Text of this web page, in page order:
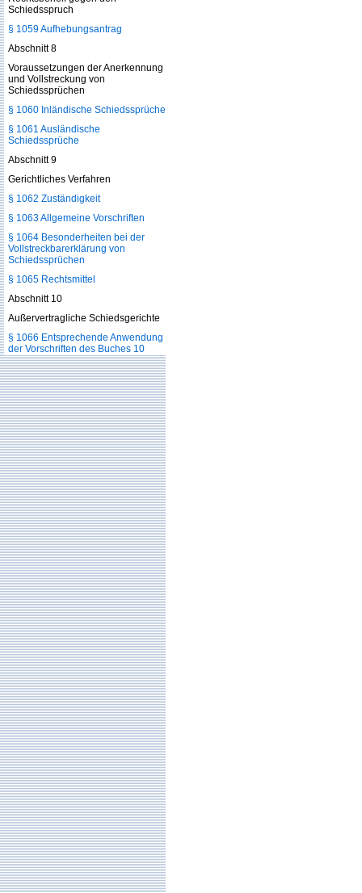
Schiedsspruch
§ 1059 Aufhebungsantrag
Abschnitt 8
Voraussetzungen der Anerkennung
und Vollstreckung von
Schiedssprüchen
§ 1060 Inländische Schiedssprüche
§ 1061 Ausländische
Schiedssprüche
Abschnitt 9
Gerichtliches Verfahren
§ 1062 Zuständigkeit
§ 1063 Allgemeine Vorschriften
§ 1064 Besonderheiten bei der
Vollstreckbarerklärung von
Schiedssprüchen
§ 1065 Rechtsmittel
Abschnitt 10
Außervertragliche Schiedsgerichte
§ 1066 Entsprechende Anwendung
der Vorschriften des Buches 10